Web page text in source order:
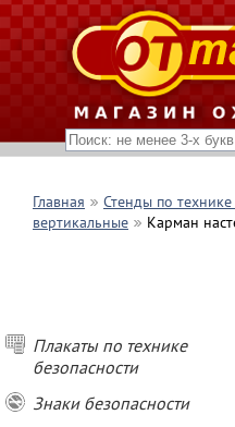
Главная Стенды по технике
вертикальные
Карман
Плакаты по технике
безопасности
Знаки безопасности